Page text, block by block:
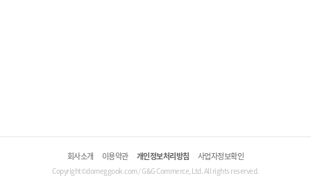
회사소개 이용약관 개인정보처리방침 사업자정보확인
Copyright©domeggook.com / G&G Commerce, Ltd. All rights reserved.